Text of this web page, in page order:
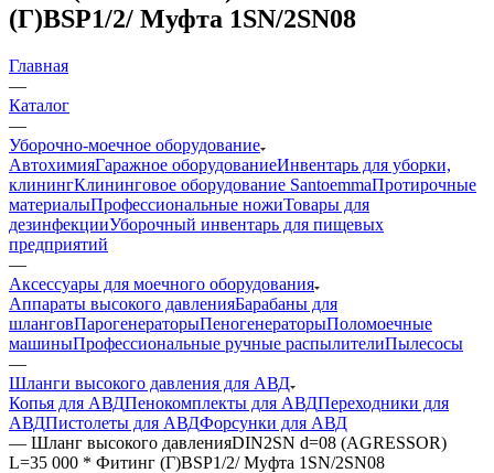
(Г)BSP1/2/ Mуфта 1SN/2SN08
Главная
—
Каталог
—
Уборочно-моечное оборудование
АвтохимияГаражное оборудованиеИнвентарь для уборки,
клинингКлининговое оборудование SantoemmaПротирочные
материалыПрофессиональные ножиТовары для
дезинфекцииУборочный инвентарь для пищевых
предприятий
—
Аксессуары для моечного оборудования
Аппараты высокого давленияБарабаны для
шланговПарогенераторыПеногенераторыПоломоечные
машиныПрофессиональные ручные распылителиПылесосы
—
Шланги высокого давления для АВД
Копья для АВДПенокомплекты для АВДПереходники для
АВДПистолеты для АВДФорсунки для АВД
— Шланг высокого давленияDIN2SN d=08 (AGRESSOR)
L=35 000 * Фитинг (Г)BSP1/2/ Mуфта 1SN/2SN08